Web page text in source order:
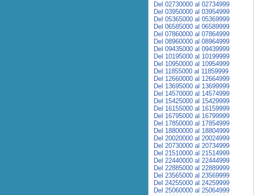
Del 02730000 al 02734999
Del 03950000 al 03954999
Del 05365000 al 05369999
Del 06585000 al 06589999
Del 07860000 al 07864999
Del 08960000 al 08964999
Del 09435000 al 09439999
Del 10195000 al 10199999
Del 10950000 al 10954999
Del 11855000 al 11859999
Del 12660000 al 12664999
Del 13695000 al 13699999
Del 14570000 al 14574999
Del 15425000 al 15429999
Del 16155000 al 16159999
Del 16795000 al 16799999
Del 17850000 al 17854999
Del 18800000 al 18804999
Del 20020000 al 20024999
Del 20730000 al 20734999
Del 21510000 al 21514999
Del 22440000 al 22444999
Del 22885000 al 22889999
Del 23565000 al 23569999
Del 24255000 al 24259999
Del 25060000 al 25064999